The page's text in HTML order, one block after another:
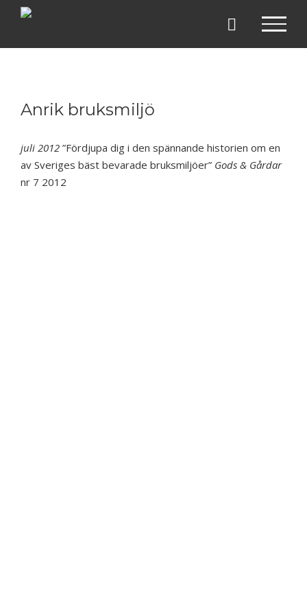
Fortsätt
Anrik bruksmiljö
juli 2012 ”Fördjupa dig i den spännande historien om en
av Sveriges bäst bevarade bruksmiljöer” Gods & Gårdar
nr 7 2012